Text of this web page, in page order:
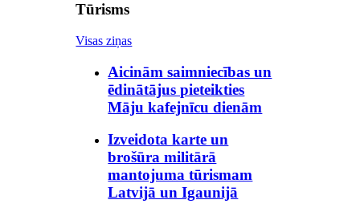
Tūrisms
Visas ziņas
Aicinām saimniecības un
ēdinātājus pieteikties
Māju kafejnīcu dienām
Izveidota karte un
brošūra militārā
mantojuma tūrismam
Latvijā un Igaunijā